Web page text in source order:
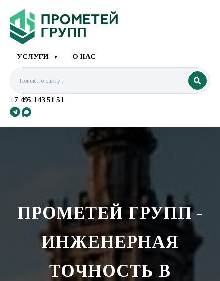
УСЛУГИ ▼ О НАС
+7 495 143 51 51
ПРОМЕТЕЙ ГРУПП -
ИНЖЕНЕРНАЯ
ТОЧНОСТЬ В